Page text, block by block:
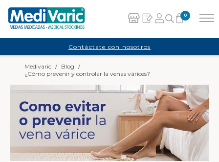
0
Carrito
No hay productos en el carrito.
Contáctate con nosotros
Medivaric / Blog /
¿Cómo prevenir y controlar la venas várices?